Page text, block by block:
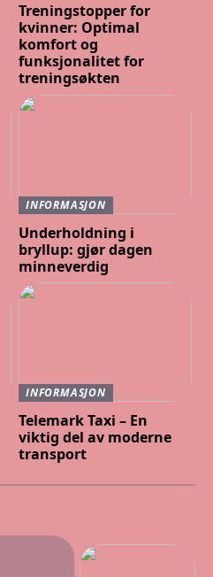
Treningstopper for
kvinner: Optimal
komfort og
funksjonalitet for
treningsøkten
INFORMASJON
Underholdning i
bryllup: gjør dagen
minneverdig
INFORMASJON
Telemark Taxi – En
viktig del av moderne
transport